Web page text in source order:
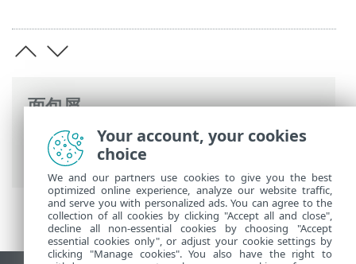
面包屑
ESET 联机帮助>ESET PROTECT On-Prem
规格>支持的操作系统
Your account, your cookies
choice
We and our partners use cookies to give you the best
optimized online experience, analyze our website traffic,
and serve you with personalized ads. You can agree to the
collection of all cookies by clicking "Accept all and close",
decline all non-essential cookies by choosing "Accept
essential cookies only", or adjust your cookie settings by
clicking "Manage cookies". You also have the right to